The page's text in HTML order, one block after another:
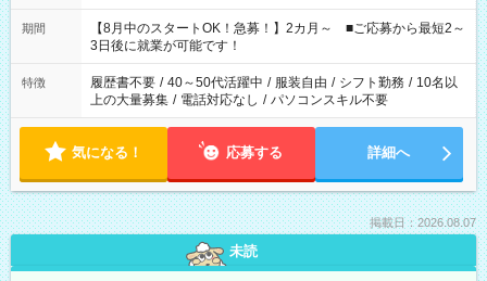
と休みを合わせたい」 「余裕を持って夕飯の準備がしたい」
「できれば残業はしたくない」 など、ご希望を教えてください
ね。 ※Wワーク希望の方へ 今ご覧のお仕事で希望する勤務時間
と、もう1つのお仕事の勤務時間。 合計で週40時間を超える場
合は応募できません。
期間
【8月中のスタートOK！急募！】2カ月～ ■ご応募から最短2～
3日後に就業が可能です！
特徴 履歴書不要 / 40～50代活躍中 / 服装自由 / シフト勤務 / 10名以
上の大量募集 / 電話対応なし / パソコンスキル不要
気になる！ 応募する 詳細へ
掲載日：2026.08.07
未読